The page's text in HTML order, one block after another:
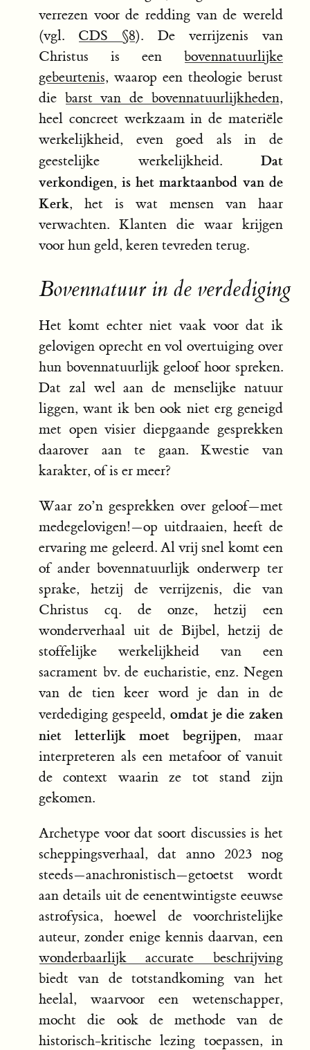
verrezen voor de redding van de wereld
(vgl. CDS §8). De verrijzenis van
Christus is een bovennatuurlijke
gebeurtenis, waarop een theologie berust
die barst van de bovennatuurlijkheden,
heel concreet werkzaam in de materiële
werkelijkheid, even goed als in de
geestelijke werkelijkheid. Dat
verkondigen, is het marktaanbod van de
Kerk, het is wat mensen van haar
verwachten. Klanten die waar krijgen
voor hun geld, keren tevreden terug.
Bovennatuur in de verdediging
Het komt echter niet vaak voor dat ik
gelovigen oprecht en vol overtuiging over
hun bovennatuurlijk geloof hoor spreken.
Dat zal wel aan de menselijke natuur
liggen, want ik ben ook niet erg geneigd
met open visier diepgaande gesprekken
daarover aan te gaan. Kwestie van
karakter, of is er meer?
Waar zo’n gesprekken over geloof—met
medegelovigen!—op uitdraaien, heeft de
ervaring me geleerd. Al vrij snel komt een
of ander bovennatuurlijk onderwerp ter
sprake, hetzij de verrijzenis, die van
Christus cq. de onze, hetzij een
wonderverhaal uit de Bijbel, hetzij de
stoffelijke werkelijkheid van een
sacrament bv. de eucharistie, enz. Negen
van de tien keer word je dan in de
verdediging gespeeld, omdat je die zaken
niet letterlijk moet begrijpen, maar
interpreteren als een metafoor of vanuit
de context waarin ze tot stand zijn
gekomen.
Archetype voor dat soort discussies is het
scheppingsverhaal, dat anno 2023 nog
steeds—anachronistisch—getoetst wordt
aan details uit de eenentwintigste eeuwse
astrofysica, hoewel de voorchristelijke
auteur, zonder enige kennis daarvan, een
wonderbaarlijk accurate beschrijving
biedt van de totstandkoming van het
heelal, waarvoor een wetenschapper,
mocht die ook de methode van de
historisch-kritische lezing toepassen, in